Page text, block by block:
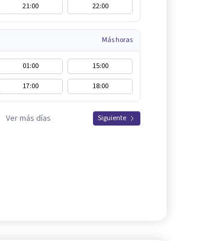
21:00 22:00
Más horas
01:00
15:00
17:00 18:00
Ver más días Siguiente